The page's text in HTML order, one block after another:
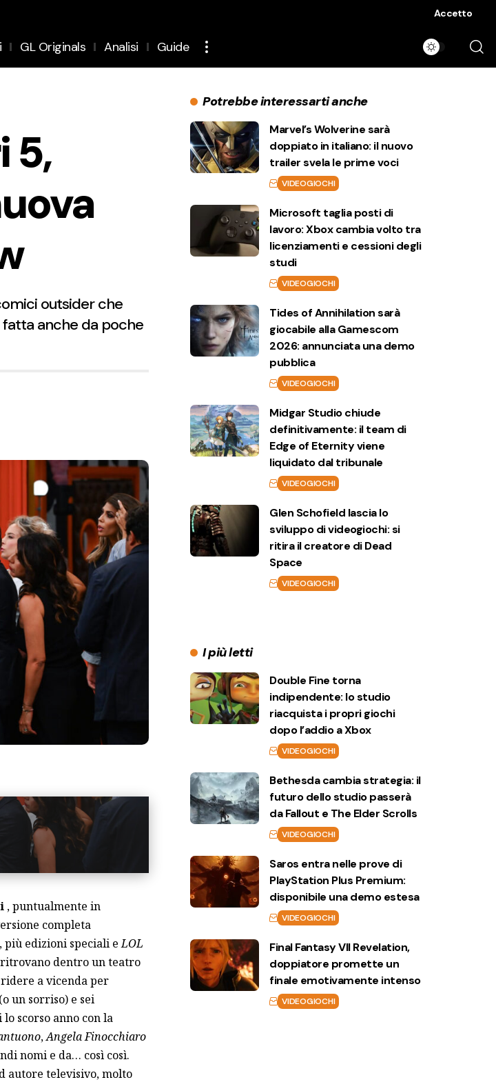
Accetto
GL Originals Analisi Guide
5,
outsider che
fatta anche da poche
, puntualmente in
completa
più edizioni speciali eLOL
ritrovano dentro un teatro
a vicenda per
un sorriso) e sei
scorso anno con la
,Angela Finocchiaro
nomi e da… così così.
autore televisivo, molto
Potrebbe interessarti anche
Marvel’s Wolverine sarà
doppiato in italiano: il nuovo
trailer svela le prime voci
VIDEOGIOCHI
Microsoft taglia posti di
lavoro: Xbox cambia volto tra
licenziamenti e cessioni degli
studi
VIDEOGIOCHI
Tides of Annihilation sarà
giocabile alla Gamescom
2026: annunciata una demo
pubblica
VIDEOGIOCHI
Midgar Studio chiude
definitivamente: il team di
Edge of Eternity viene
liquidato dal tribunale
VIDEOGIOCHI
Glen Schofield lascia lo
sviluppo di videogiochi: si
ritira il creatore di Dead
Space
VIDEOGIOCHI
I più letti
Double Fine torna
indipendente: lo studio
riacquista i propri giochi
dopo l’addio a Xbox
VIDEOGIOCHI
Bethesda cambia strategia: il
futuro dello studio passerà
da Fallout e The Elder Scrolls
VIDEOGIOCHI
Saros entra nelle prove di
PlayStation Plus Premium:
disponibile una demo estesa
VIDEOGIOCHI
Final Fantasy VII Revelation,
doppiatore promette un
finale emotivamente intenso
VIDEOGIOCHI